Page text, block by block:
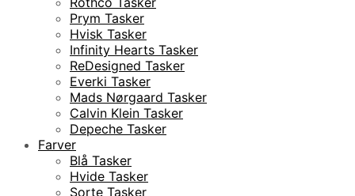
Prym Tasker
Hvisk Tasker
Infinity Hearts Tasker
ReDesigned Tasker
Everki Tasker
Mads Nørgaard Tasker
Calvin Klein Tasker
Depeche Tasker
Farver
Blå Tasker
Hvide Tasker
Sorte Tasker